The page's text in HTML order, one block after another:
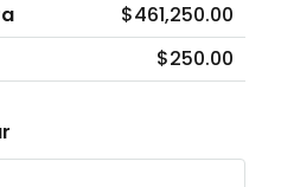
$461,250.00
$250.00